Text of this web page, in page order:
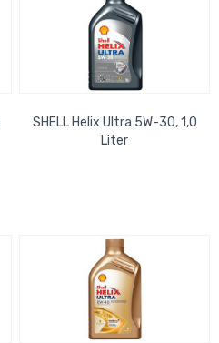
SHELL Helix Ultra 5W-30, 1,0
Liter